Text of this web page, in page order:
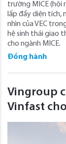
trường MICE (hội
lấp đầy diện tích,
nhìn của VEC
hệ sinh thái giao
cho ngành MICE.
Đồng hành
Vingroup
Vinfast